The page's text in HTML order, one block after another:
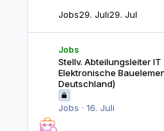
Jobs29. Juli29. Jul
Jobs
Stellv. Abteilungsleiter
Elektronische
Deutschland)
Jobs · 16. Juli